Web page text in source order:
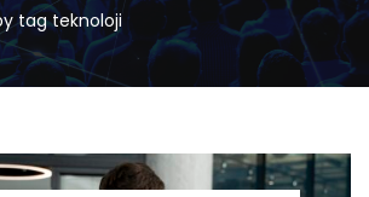
tag teknoloji